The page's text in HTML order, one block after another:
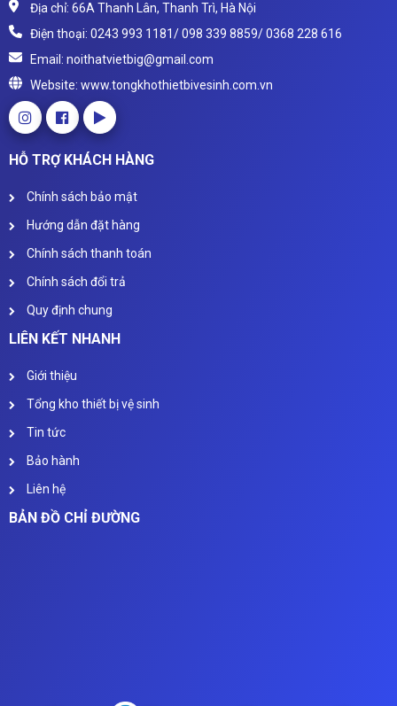
Địa chỉ: 66A Thanh Lân, Thanh Trì, Hà Nội
Điện thoại: 0243 993 1181/ 098 339 8859/ 0368 228 616
Email: noithatvietbig@gmail.com
Website: www.tongkhothietbivesinh.com.vn
HỖ TRỢ KHÁCH HÀNG
Chính sách bảo mật
Hướng dẫn đặt hàng
Chính sách thanh toán
Chính sách đổi trả
Quy định chung
LIÊN KẾT NHANH
Giới thiệu
Tổng kho thiết bị vệ sinh
Tin tức
Bảo hành
Liên hệ
BẢN ĐỒ CHỈ ĐƯỜNG